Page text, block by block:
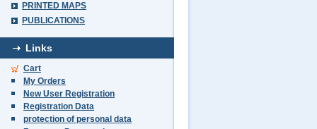
PRINTED MAPS
PUBLICATIONS
Links
Cart
My Orders
New User Registration
Registration Data
protection of personal data